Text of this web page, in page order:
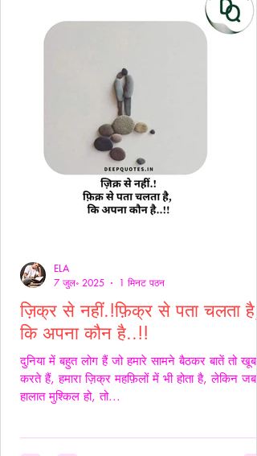
ज़िक्र से नहीं.!फ़िक्र से पता चलता है,
कि अपना कौन है..!!
दुनिया में बहुत लोग हैं जो हमारे सामने बैठकर बातें तो खूब
करते हैं, हमारा ज़िक्र महफ़िलों में भी होता है, लेकिन जब
हालात मुश्किल हो, तो...
ELA
7 जुल॰ 2025
1 मिनट पठन